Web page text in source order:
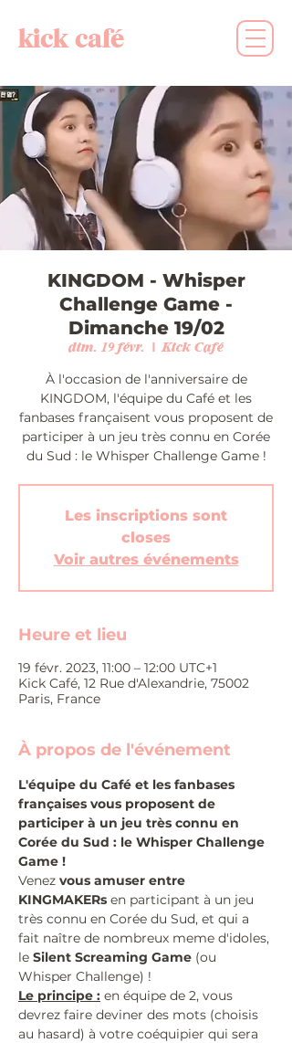
kick café
KINGDOM - Whisper
Challenge Game -
Dimanche 19/02
dim. 19 févr.
  |
Kick Café
À l'occasion de l'anniversaire de
KINGDOM, l'équipe du Café et les
fanbases françaisent vous proposent de
participer à un jeu très connu en Corée
du Sud : le Whisper Challenge Game !
Les inscriptions sont
closes
Voir autres événements
Heure et lieu
19 févr. 2023, 11:00 – 12:00 UTC+1
Kick Café, 12 Rue d'Alexandrie, 75002
Paris, France
À propos de l'événement
L'équipe du Café et les fanbases
françaises vous proposent de
participer à un jeu très connu en
Corée du Sud : le Whisper Challenge
Game !
Venez vous amuser entre
KINGMAKERs en participant à un jeu
très connu en Corée du Sud, et qui a
fait naître de nombreux meme d'idoles,
le Silent Screaming Game (ou
Whisper Challenge) !
Le principe : en équipe de 2, vous
devrez faire deviner des mots (choisis
au hasard) à votre coéquipier qui sera